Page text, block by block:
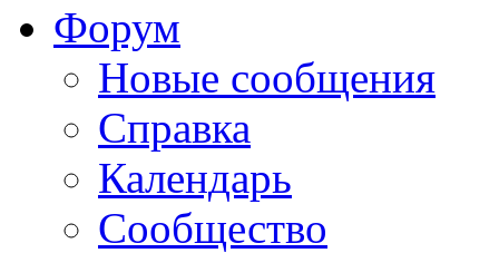
Форум
Новые сообщения
Справка
Календарь
Сообщество